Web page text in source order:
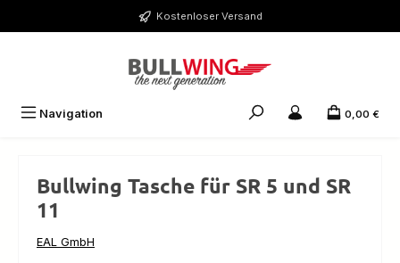
Zum Hauptinhalt springen Kostenloser Versand
Navigation 0,00 €
Bullwing Tasche für SR 5 und SR
11
EAL GmbH